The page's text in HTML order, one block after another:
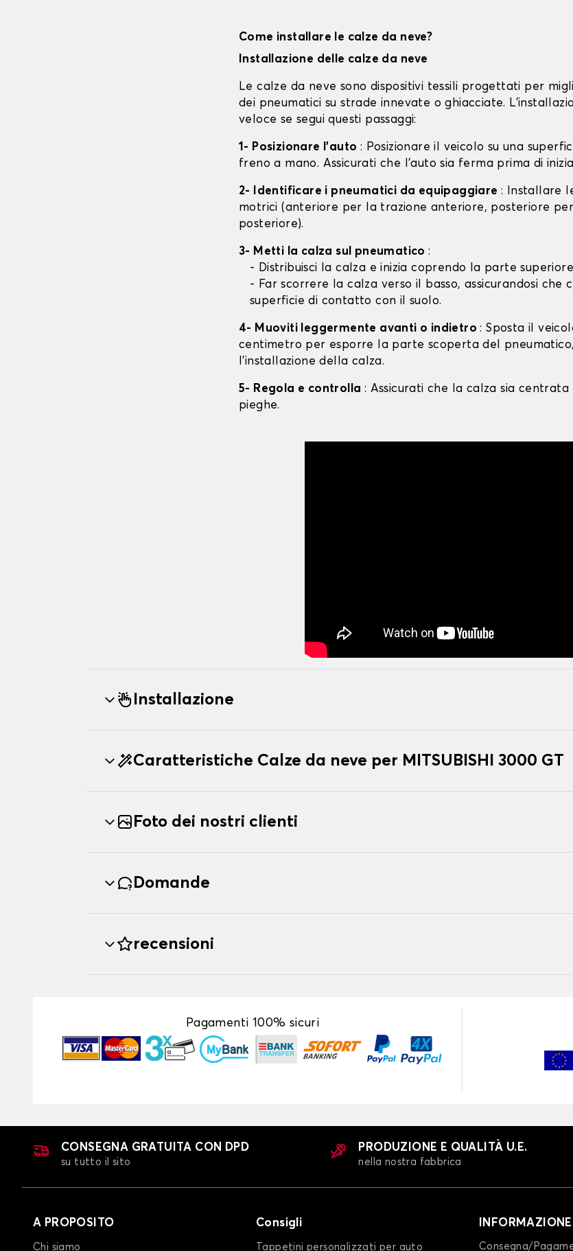
Come installare le calze da neve?
Installazione delle calze da neve
Le calze da neve sono dispositivi tessili progettati per
dei pneumatici su strade innevate o ghiacciate.
veloce se segui questi passaggi:
1- Posizionare l'auto : Posizionare il veicolo su una
freno a mano. Assicurati che l'auto sia ferma prima di
2- Identificare i pneumatici da equipaggiare : Installare
motrici (anteriore per la trazione anteriore, posteriore
posteriore).
3- Metti la calza sul pneumatico:
- Distribuisci la calza e inizia coprendo la parte
- Far scorrere la calza verso il basso, assicurandosi che
superficie di contatto con il suolo.
4- Muoviti leggermente avanti o indietro: Sposta il
centimetro per esporre la parte scoperta del
l'installazione della calza.
5- Regola e controlla : Assicurati che la calza sia centrata
pieghe.
Installazione
Caratteristiche Calze da neve per MITSUBISHI 3000 GT
Foto dei nostri clienti
Domande
recensioni
Pagamenti 100% sicuri
CONSEGNA GRATUITA CON DPD
su tutto il sito
PRODUZIONE E QUALITÀ U.E.
nella nostra fabbrica
A PROPOSITO
Chi siamo
Consigli
Tappetini personalizzati per auto
INFORMAZIONE
Consegna/